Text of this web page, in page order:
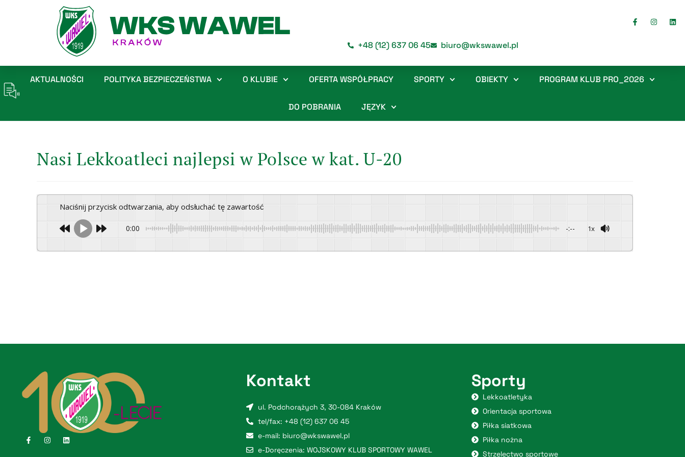
+48 (12) 637 06 45 biuro@wkswawel.pl
AKTUALNOŚCI POLITYKA BEZPIECZEŃSTWA O KLUBIE OFERTA WSPÓŁPRACY SPORTY OBIEKTY PROGRAM KLUB PRO_2026
DO POBRANIA JĘZYK
Nasi Lekkoatleci najlepsi w Polsce w kat. U-20
Naciśnij przycisk odtwarzania, aby odsłuchać tę zawartość
0:00 -:-- 1x
Kontakt
ul. Podchorążych 3, 30-084 Kraków
tel/fax: +48 (12) 637 06 45
e-mail: biuro@wkswawel.pl
e-Doręczenia: WOJSKOWY KLUB SPORTOWY WAWEL
Sporty
Lekkoatletyka
Orientacja sportowa
Piłka siatkowa
Piłka nożna
Strzelectwo sportowe